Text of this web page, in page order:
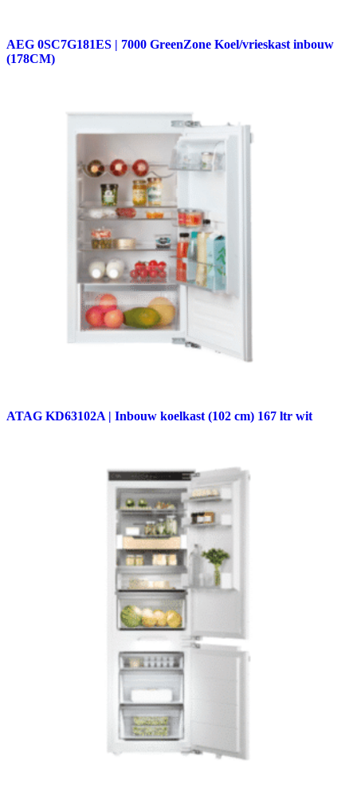
AEG 0SC7G181ES | 7000 GreenZone Koel/vrieskast inbouw
(178CM)
ATAG KD63102A | Inbouw koelkast (102 cm) 167 ltr wit